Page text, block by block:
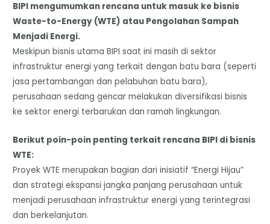
BIPI mengumumkan rencana untuk masuk ke bisnis
Waste-to-Energy (WTE) atau Pengolahan Sampah
Menjadi Energi.
​Meskipun bisnis utama BIPI saat ini masih di sektor
infrastruktur energi yang terkait dengan batu bara (seperti
jasa pertambangan dan pelabuhan batu bara),
perusahaan sedang gencar melakukan diversifikasi bisnis
ke sektor energi terbarukan dan ramah lingkungan.
​Berikut poin-poin penting terkait rencana BIPI di bisnis
WTE:
Proyek WTE merupakan bagian dari inisiatif “Energi Hijau”
dan strategi ekspansi jangka panjang perusahaan untuk
menjadi perusahaan infrastruktur energi yang terintegrasi
dan berkelanjutan.